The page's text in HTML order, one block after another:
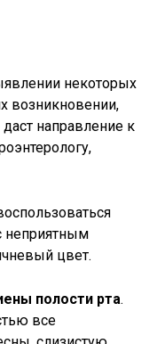
некоторых
возникновении,
направление к
неприятным
цвет.
полости рта.
все